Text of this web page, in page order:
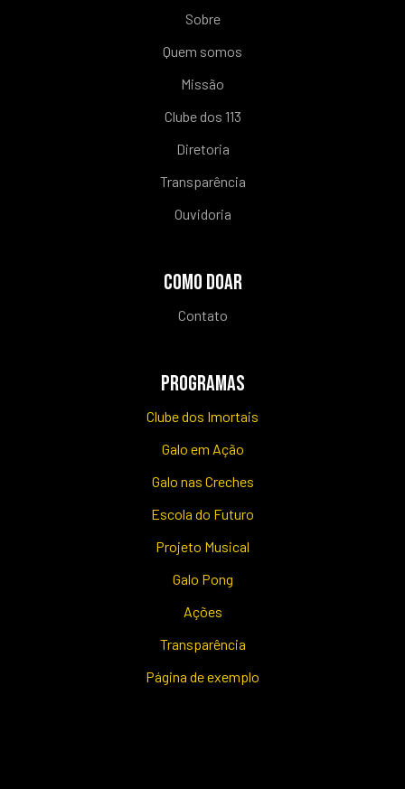
Sobre
Quem somos
Missão
Clube dos 113
Diretoria
Transparência
Ouvidoria
COMO DOAR
Contato
PROGRAMAS
Clube dos Imortais
Galo em Ação
Galo nas Creches
Escola do Futuro
Projeto Musical
Galo Pong
Ações
Transparência
Página de exemplo